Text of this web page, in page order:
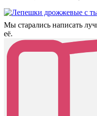
Мы старались написать
её.